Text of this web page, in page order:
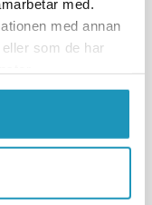
med.
med annan
som de har
CF Moto 500 / Goes 520
LAGER